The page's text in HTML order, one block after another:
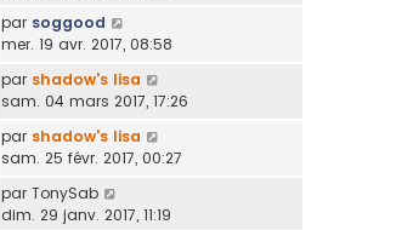
par soggood
mer. 19 avr. 2017, 08:58
par shadow's lisa
sam. 04 mars 2017, 17:26
par shadow's lisa
sam. 25 févr. 2017, 00:27
par TonySab
dim. 29 janv. 2017, 11:19